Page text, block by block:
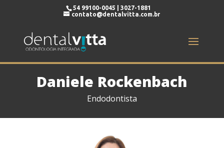
54 99100-0045 | 3027-1881
contato@dentalvitta.com.br
Daniele Rockenbach
Endodontista